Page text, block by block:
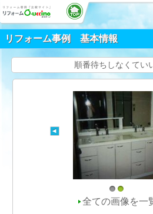
リフォーム事例 基本情報
順番待ちしなくてい
1 2
全ての画像を一